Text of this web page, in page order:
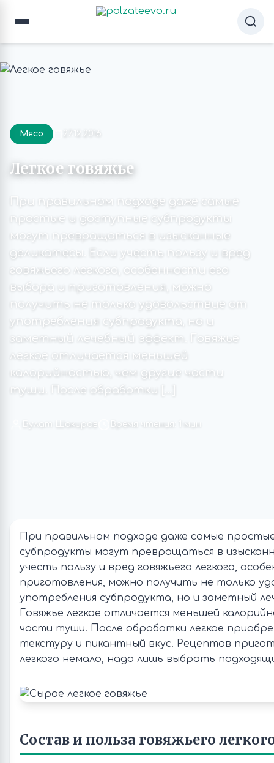
Мясо 27.12.2016
Легкое говяжье
При правильном подходе даже самые
простые и доступные субпродукты
могут превращаться в изысканные
деликатесы. Если учесть пользу и вред
говяжьего легкого, особенности его
выбора и приготовления, можно
получить не только удовольствие от
употребления субпродукта, но и
заметный лечебный эффект. Говяжье
легкое отличается меньшей
калорийностью, чем другие части
туши. После обработки […]
Булат Шакиров Время чтения: 1 мин
При правильном подходе даже самые
субпродукты могут превращаться в
учесть пользу и вред говяжьего легкого,
приготовления, можно получить не только
употребления субпродукта, но и заметный
Говяжье легкое отличается меньшей
части туши. После обработки легкое
текстуру и пикантный вкус. Рецептов
легкого немало, надо лишь выбрать
Состав и польза говяжьего